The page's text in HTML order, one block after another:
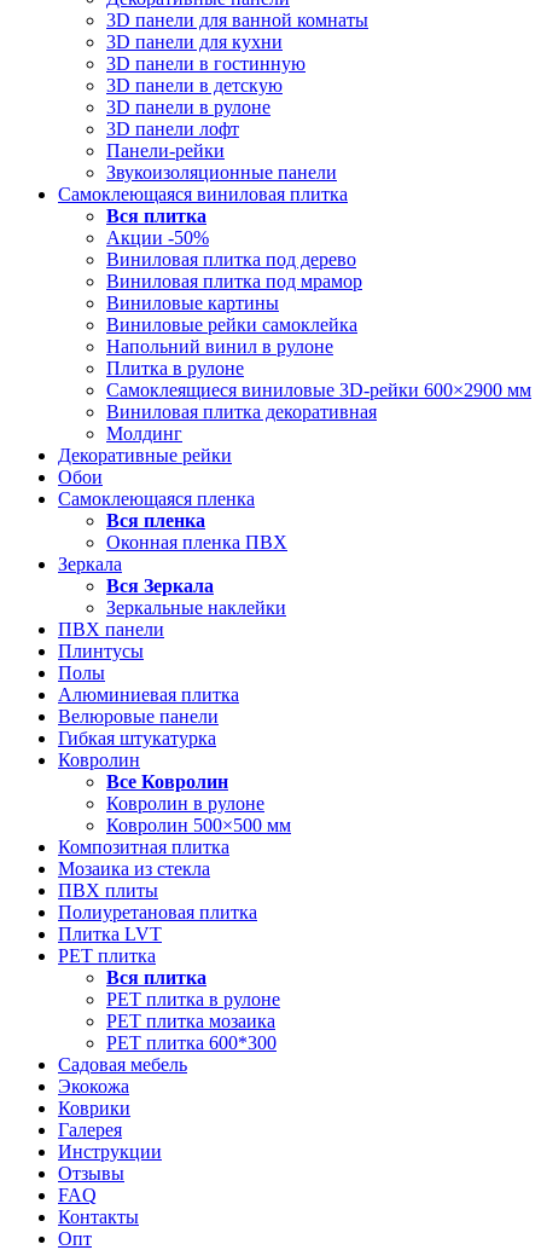
3D панели для ванной комнаты
3D панели для кухни
3D панели в гостинную
3D панели в детскую
3D панели в рулоне
3D панели лофт
Панели-рейки
Звукоизоляционные панели
Самоклеющаяся виниловая плитка
Вся плитка
Акции -50%
Виниловая плитка под дерево
Виниловая плитка под мрамор
Виниловые картины
Виниловые рейки самоклейка
Напольний винил в рулоне
Плитка в рулоне
Самоклеящиеся виниловые 3D‑рейки 600×2900 мм
Виниловая плитка декоративная
Молдинг
Декоративные рейки
Обои
Самоклеющаяся пленка
Вся пленка
Оконная пленка ПВХ
Зеркала
Вся Зеркала
Зеркальные наклейки
ПВХ панели
Плинтусы
Полы
Алюминиевая плитка
Велюровые панели
Гибкая штукатурка
Ковролин
Все Ковролин
Ковролин в рулоне
Ковролин 500×500 мм
Композитная плитка
Мозаика из стекла
ПВХ плиты
Полиуретановая плитка
Плитка LVT
РЕТ плитка
Вся плитка
РЕТ плитка в рулоне
РЕТ плитка мозаика
РЕТ плитка 600*300
Садовая мебель
Экокожа
Коврики
Галерея
Инструкции
Отзывы
FAQ
Контакты
Опт